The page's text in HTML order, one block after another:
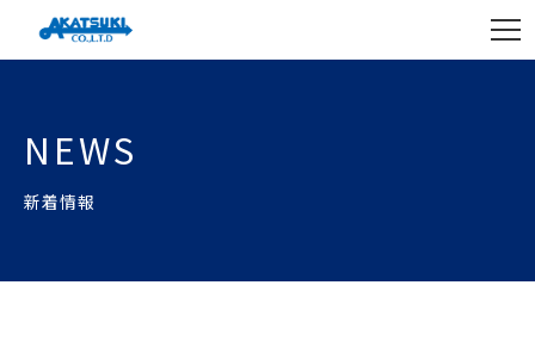
NEWS
新着情報